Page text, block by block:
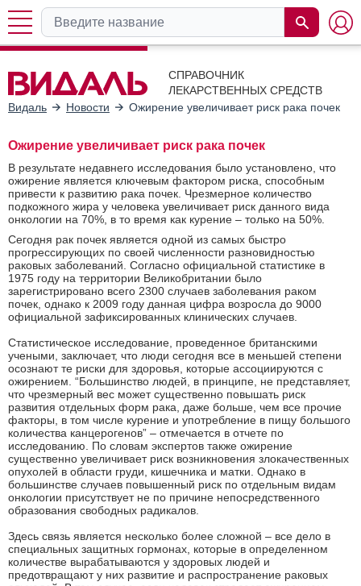
СПРАВОЧНИК
ЛЕКАРСТВЕННЫХ СРЕДСТВ
Видаль
Новости Ожирение увеличивает риск рака почек
Ожирение увеличивает риск рака почек
В результате недавнего исследования было установлено, что
ожирение является ключевым фактором риска, способным
привести к развитию рака почек. Чрезмерное количество
подкожного жира у человека увеличивает риск данного вида
онкологии на 70%, в то время как курение – только на 50%.
Сегодня рак почек является одной из самых быстро
прогрессирующих по своей численности разновидностью
раковых заболеваний. Согласно официальной статистике в
1975 году на территории Великобритании было
зарегистрировано всего 2300 случаев заболевания раком
почек, однако к 2009 году данная цифра возросла до 9000
официальной зафиксированных клинических случаев.
Статистическое исследование, проведенное британскими
учеными, заключает, что люди сегодня все в меньшей степени
осознают те риски для здоровья, которые ассоциируются с
ожирением. “Большинство людей, в принципе, не представляет,
что чрезмерный вес может существенно повышать риск
развития отдельных форм рака, даже больше, чем все прочие
факторы, в том числе курение и употребление в пищу большого
количества канцерогенов” – отмечается в отчете по
исследованию. По словам экспертов также ожирение
существенно увеличивает риск возникновения злокачественных
опухолей в области груди, кишечника и матки. Однако в
большинстве случаев повышенный риск по отдельным видам
онкологии присутствует не по причине непосредственного
образования свободных радикалов.
Здесь связь является несколько более сложной – все дело в
специальных защитных гормонах, которые в определенном
количестве вырабатываются у здоровых людей и
предотвращают у них развитие и распространение раковых